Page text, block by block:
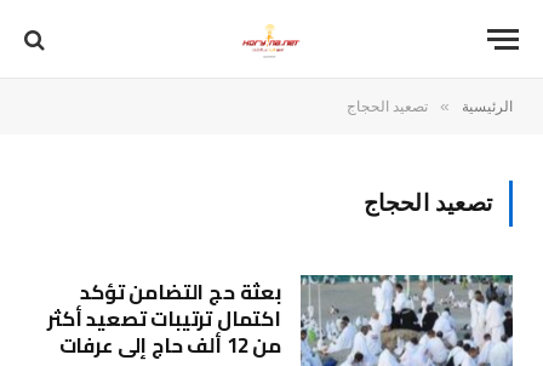
الرئيسية » تصعيد الحجاج
تصعيد الحجاج
بعثة حج التضامن تؤكد
اكتمال ترتيبات تصعيد أكثر
من 12 ألف حاج إلى عرفات